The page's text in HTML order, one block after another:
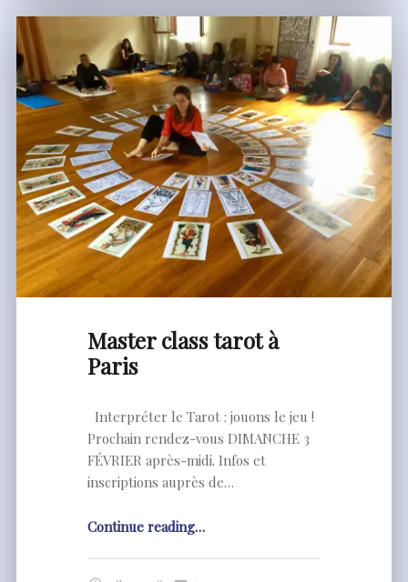
Master class tarot à
Paris
Interpréter le Tarot : jouons le jeu !
Prochain rendez-vous DIMANCHE 3
FÉVRIER après-midi. Infos et
inscriptions auprès de…
Continue reading"Master
…